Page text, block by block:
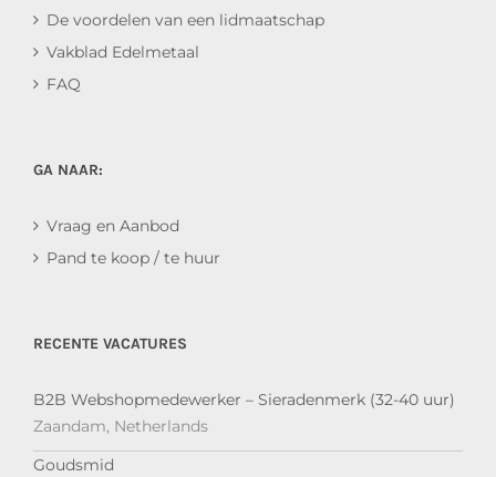
De voordelen van een lidmaatschap
Vakblad Edelmetaal
FAQ
GA NAAR:
Vraag en Aanbod
Pand te koop / te huur
RECENTE VACATURES
B2B Webshopmedewerker – Sieradenmerk (32-40 uur)
Zaandam, Netherlands
Goudsmid